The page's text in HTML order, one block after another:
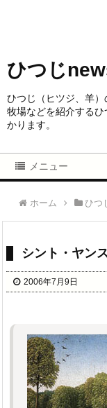
ひつじ
ひつじ（ヒツジ、羊）
牧場などを紹介する
かります。
メニュー
ホーム ひつ
シント・ヤン
2006年7月9日